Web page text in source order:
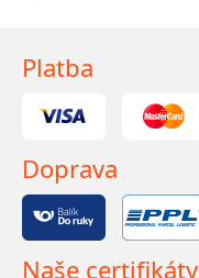
Platba
Doprava
Naše certifikáty